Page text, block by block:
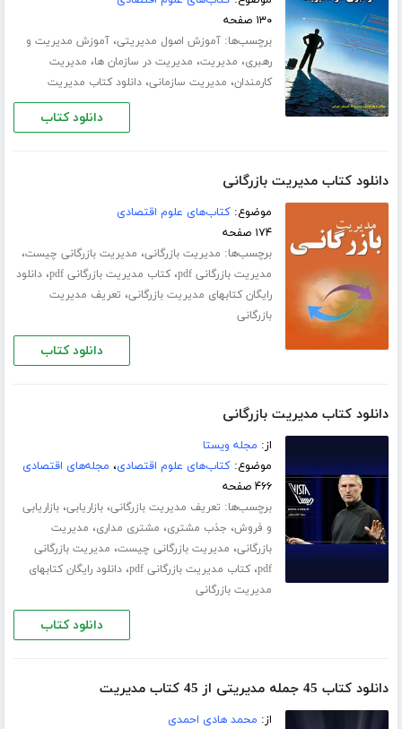
۱۳۰ صفحه
برچسب‌ها:آموزش اصول مدیریتی،آموزش مدیریت و
رهبری، مدیریت، مدیریت در سازمان ها، مدیریت
کارمندان، مدیریت سازمانی،دانلود کتاب مدیریت
دانلود کتاب
دانلود کتاب مدیریت بازرگانی
موضوع:کتاب‌های علوم اقتصادی
۱۷۴ صفحه
برچسب‌ها: مدیریت بازرگانی، مدیریت بازرگانی چیست،
مدیریت بازرگانی pdf ،کتاب مدیریت بازرگانی pdf ،دانلود
رایگان کتابهای مدیریت بازرگانی، تعریف مدیریت
بازرگانی
دانلود کتاب
دانلود کتاب مدیریت بازرگانی
از: مجله ویستا
موضوع:کتاب‌های علوم اقتصادی، مجله‌های اقتصادی
۴۶۶ صفحه
برچسب‌ها: تعریف مدیریت بازرگانی،بازاریابی،بازاریابی
و فروش، جذب مشتری، مشتری مداری، مدیریت
بازرگانی، مدیریت بازرگانی چیست، مدیریت بازرگانی
pdf،کتاب مدیریت بازرگانی pdf ،دانلود رایگان کتابهای
مدیریت بازرگانی
دانلود کتاب
دانلود کتاب 45 جمله مدیریتی از 45 کتاب مدیریت
از: محمد هادی احمدی